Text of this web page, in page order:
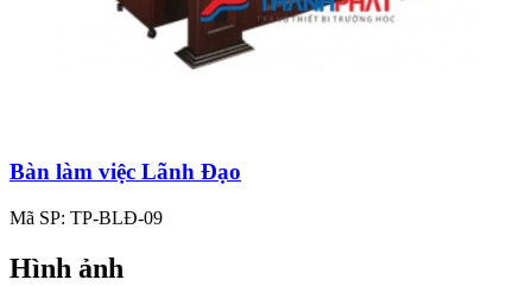
Bàn làm việc Lãnh Đạo
Mã SP: TP-BLĐ-09
Hình ảnh